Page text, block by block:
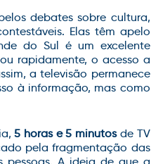
debates sobre cultura,
Elas têm apelo
do Sul é um excelente
rapidamente, o acesso a
a televisão permanece
à informação, mas como
5 horas e 5 minutosde TV
pela fragmentação das